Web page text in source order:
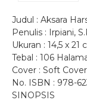
Judul : Aksara
Penulis : Irpiani,
Ukuran : 14,5 x 21
Tebal : 106
Cover : Soft Cover
No. ISBN : 978-
SINOPSIS